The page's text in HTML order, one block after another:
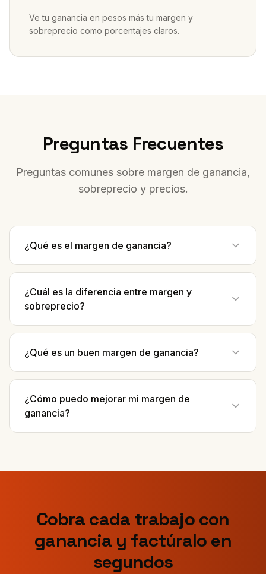
Ve tu ganancia en pesos más tu margen y
sobreprecio como porcentajes claros.
Preguntas Frecuentes
Preguntas comunes sobre margen de ganancia,
sobreprecio y precios.
¿Qué es el margen de ganancia?
¿Cuál es la diferencia entre margen y
sobreprecio?
¿Qué es un buen margen de ganancia?
¿Cómo puedo mejorar mi margen de
ganancia?
Cobra cada trabajo con
ganancia y factúralo en
segundos